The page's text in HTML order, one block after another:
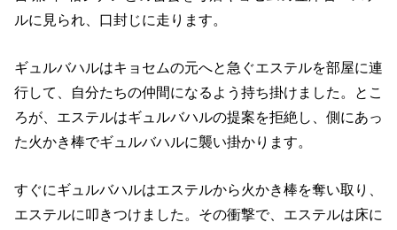
ルに見られ、口封じに走ります。
ギュルバハルはキョセムの元へと急ぐエステルを部屋に連
行して、自分たちの仲間になるよう持ち掛けました。とこ
ろが、エステルはギュルバハルの提案を拒絶し、側にあっ
た火かき棒でギュルバハルに襲い掛かります。
すぐにギュルバハルはエステルから火かき棒を奪い取り、
エステルに叩きつけました。その衝撃で、エステルは床に